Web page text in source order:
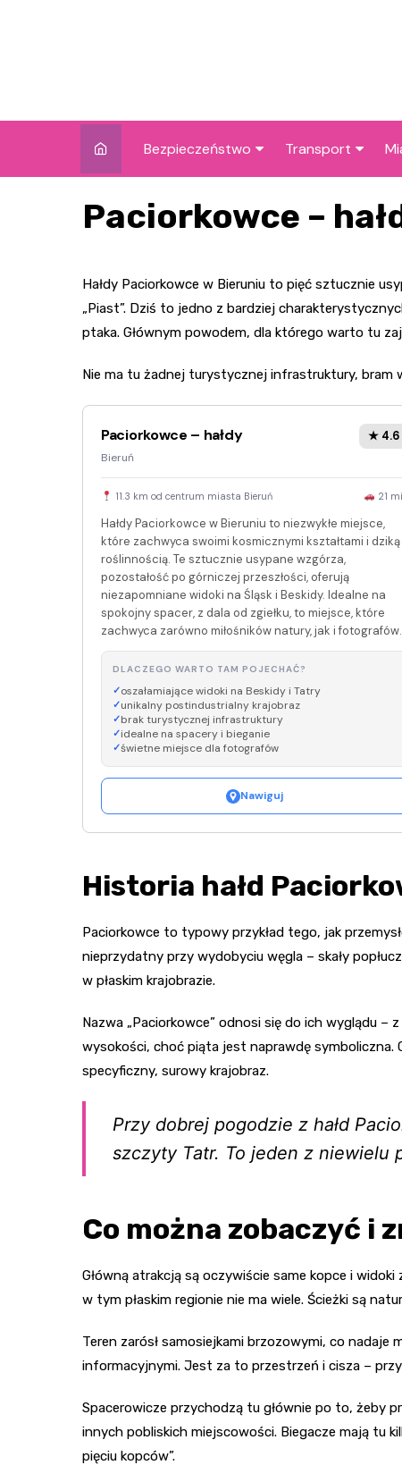
Bezpieczeństwo
Wypadki i zdarzenia
policyjna
Transport
Drogi i remonty
Paciorkowce –
Hałdy Paciorkowce w Bieruniu to pięć sztucznie
„Piast”. Dziś to jedno z bardziej
ptaka. Głównym powodem, dla którego warto tu
Nie ma tu żadnej turystycznej infrastruktury, bram
Paciorkowce – hałdy
Bieruń
★ 4.6
11.3 km od centrum miasta Bieruń 21
Hałdy Paciorkowce w Bieruniu to niezwykłe miejsce,
które zachwyca swoimi kosmicznymi kształtami i dziką
roślinnością. Te sztucznie usypane wzgórza,
pozostałość po górniczej przeszłości, oferują
niezapomniane widoki na Śląsk i Beskidy. Idealne na
spokojny spacer, z dala od zgiełku, to miejsce, które
zachwyca zarówno miłośników natury, jak i fotografów.
DLACZEGO WARTO TAM POJECHAĆ?
oszałamiające widoki na Beskidy i Tatry
unikalny postindustrialny krajobraz
brak turystycznej infrastruktury
idealne na spacery i bieganie
świetne miejsce dla fotografów
Nawiguj
Historia hałd
Paciorkowce to typowy przykład tego, jak
nieprzydatny przy wydobyciu węgla – skały
w płaskim krajobrazie.
Nazwa „Paciorkowce” odnosi się do ich wyglądu –
wysokości, choć piąta jest naprawdę symboliczna.
specyficzny, surowy krajobraz.
Przy dobrej pogodzie z hałd
szczyty Tatr. To jeden z niewielu
Co można zobaczyć i
Główną atrakcją są oczywiście same kopce i
w tym płaskim regionie nie ma wiele. Ścieżki są
Teren zarósł samosiejkami brzozowymi, co
informacyjnymi. Jest za to przestrzeń i cisza –
Spacerowicze przychodzą tu głównie po to, żeby
innych pobliskich miejscowości. Biegacze mają tu
pięciu kopców”.